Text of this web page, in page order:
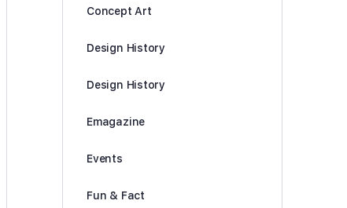
Concept Art
Design History
Design History
Emagazine
Events
Fun & Fact